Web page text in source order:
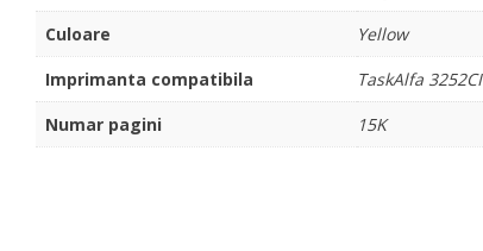
Culoare
Yellow
Imprimanta compatibila
TaskAlfa 3252CI
Numar pagini
15K